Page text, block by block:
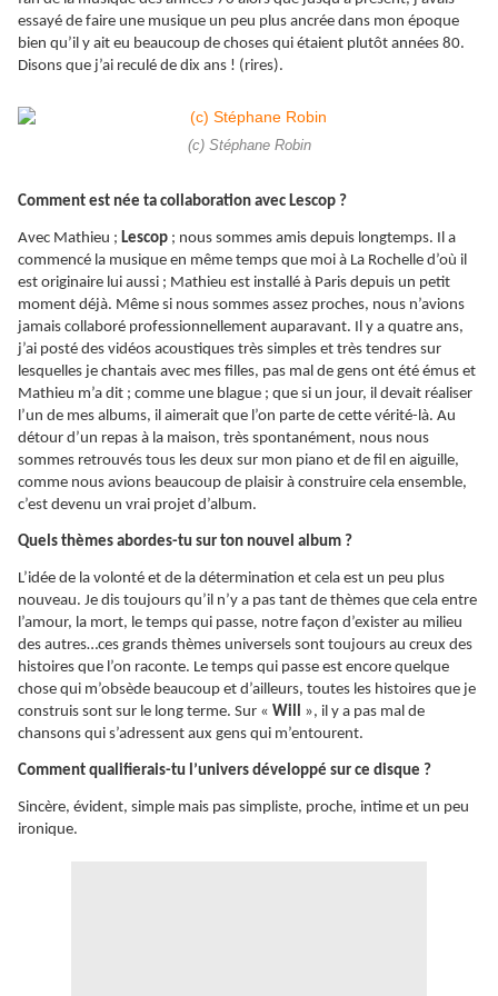
essayé de faire une musique un peu plus ancrée dans mon époque
bien qu’il y ait eu beaucoup de choses qui étaient plutôt années 80.
Disons que j’ai reculé de dix ans ! (rires).
(c) Stéphane Robin
Comment est née ta collaboration avec Lescop ?
Avec Mathieu ; Lescop ; nous sommes amis depuis longtemps. Il a
commencé la musique en même temps que moi à La Rochelle d’où il
est originaire lui aussi ; Mathieu est installé à Paris depuis un petit
moment déjà. Même si nous sommes assez proches, nous n’avions
jamais collaboré professionnellement auparavant. Il y a quatre ans,
j’ai posté des vidéos acoustiques très simples et très tendres sur
lesquelles je chantais avec mes filles, pas mal de gens ont été émus et
Mathieu m’a dit ; comme une blague ; que si un jour, il devait réaliser
l’un de mes albums, il aimerait que l’on parte de cette vérité-là. Au
détour d’un repas à la maison, très spontanément, nous nous
sommes retrouvés tous les deux sur mon piano et de fil en aiguille,
comme nous avions beaucoup de plaisir à construire cela ensemble,
c’est devenu un vrai projet d’album.
Quels thèmes abordes-tu sur ton nouvel album ?
L’idée de la volonté et de la détermination et cela est un peu plus
nouveau. Je dis toujours qu’il n’y a pas tant de thèmes que cela entre
l’amour, la mort, le temps qui passe, notre façon d’exister au milieu
des autres…ces grands thèmes universels sont toujours au creux des
histoires que l’on raconte. Le temps qui passe est encore quelque
chose qui m’obsède beaucoup et d’ailleurs, toutes les histoires que je
construis sont sur le long terme. Sur « Will », il y a pas mal de
chansons qui s’adressent aux gens qui m’entourent.
Comment qualifierais-tu l’univers développé sur ce disque ?
Sincère, évident, simple mais pas simpliste, proche, intime et un peu
ironique.